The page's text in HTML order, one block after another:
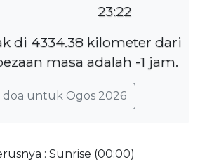
23:22
di 4334.38 kilometer dari
masa adalah -1 jam.
doa untuk Ogos 2026
: Sunrise (00:00)